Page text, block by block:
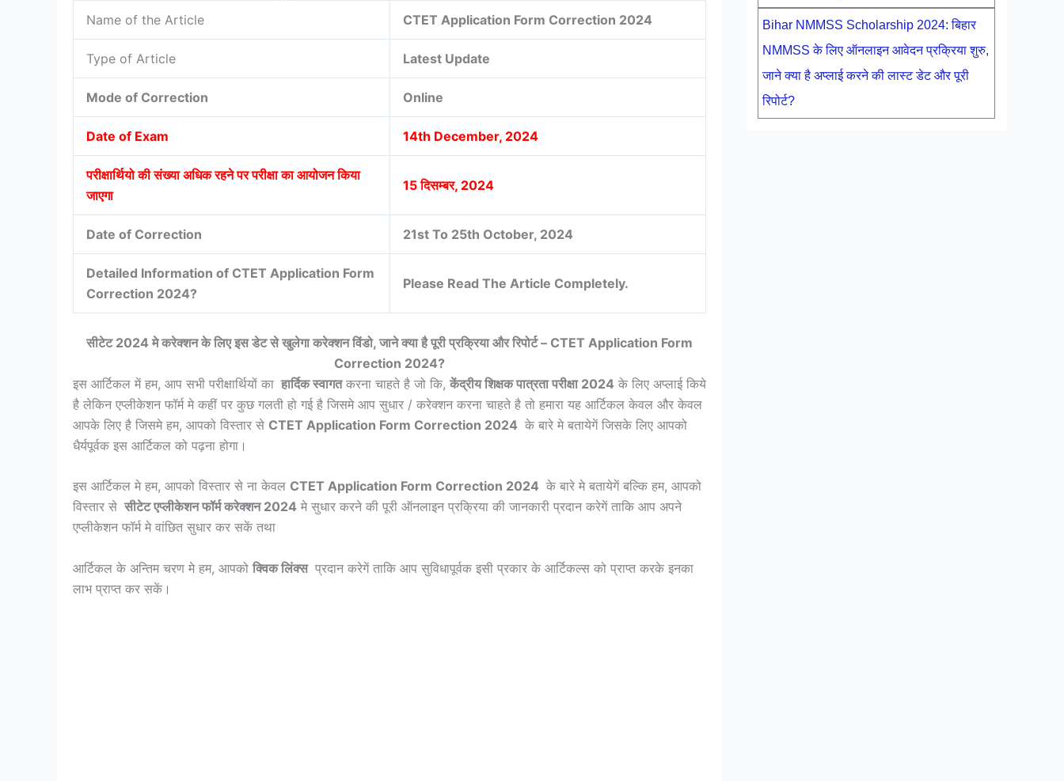
Name of the Article
CTET Application Form Correction 2024
Type of Article Latest Update
Mode of Correction Online
Date of Exam 14th December, 2024
परीक्षार्थियो की संख्या अधिक रहने पर परीक्षा का आयोजन किया
जाएगा
15 दिसम्बर, 2024
Date of Correction 21st To 25th October, 2024
Detailed Information of CTET Application Form
Correction 2024?
Please Read The Article Completely.
सीटेट 2024 मे करेक्शन के लिए इस डेट से खुलेगा करेक्शन विंडो, जाने क्या है पूरी प्रक्रिया और रिपोर्ट – CTET Application Form
Correction 2024?
इस आर्टिकल में हम, आप सभी परीक्षार्थियों का हार्दिक स्वागतकरना चाहते है जो कि, केंद्रीय शिक्षक पात्रता परीक्षा 2024 के लिए अप्लाई किये
है लेकिन एप्लीकेशन फॉर्म मे कहीं पर कुछ गलती हो गई है जिसमे आप सुधार / करेक्शन करना चाहते है तो हमारा यह आर्टिकल केवल और केवल
आपके लिए है जिसमे हम, आपको विस्तार से CTET Application Form Correction 2024 के बारे मे बतायेगें जिसके लिए आपको
धैर्यपूर्वक इस आर्टिकल को पढ़ना होगा।
इस आर्टिकल मे हम, आपको विस्तार से ना केवल CTET Application Form Correction 2024 के बारे मे बतायेगें बल्कि हम, आपको
विस्तार से सीटेट एप्लीकेशन फॉर्म करेक्शन 2024 मे सुधार करने की पूरी ऑनलाइन प्रक्रिया की जानकारी प्रदान करेगें ताकि आप अपने
एप्लीकेशन फॉर्म मे वांछित सुधार कर सकें तथा
आर्टिकल के अन्तिम चरण मे हम, आपको क्विक लिंक्स प्रदान करेगें ताकि आप सुविधापूर्वक इसी प्रकार के आर्टिकल्स को प्राप्त करके इनका
लाभ प्राप्त कर सकें।
Bihar NMMSS Scholarship 2024: बिहार
NMMSS के लिए ऑनलाइन आवेदन प्रक्रिया शुरु,
जाने क्या है अप्लाई करने की लास्ट डेट और पूरी
रिपोर्ट?